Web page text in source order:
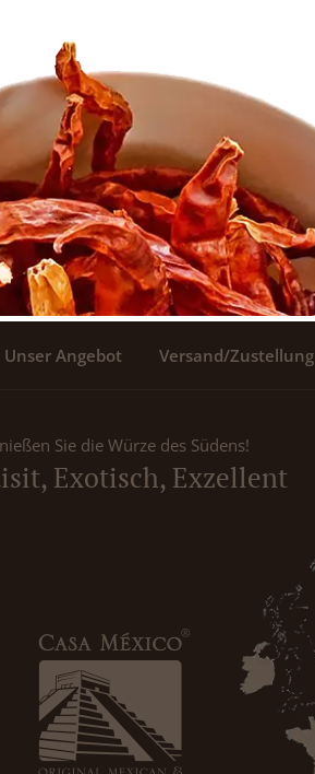
Unser Angebot Versand/Zustellung
Sie die Würze des Südens!
Exotisch, Exzellent